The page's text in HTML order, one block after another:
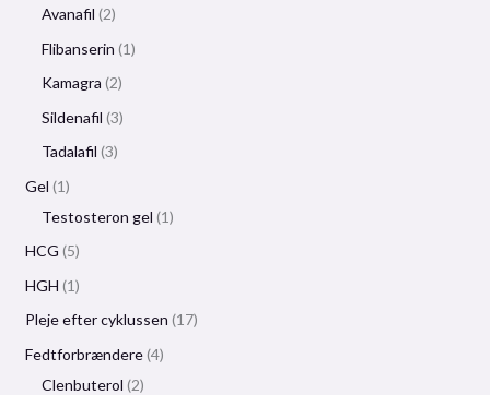
Avanafil 2
Flibanserin 1
Kamagra 2
Sildenafil 3
Tadalafil 3
Gel 1
Testosteron gel 1
HCG 5
HGH 1
Pleje efter cyklussen 17
Fedtforbrændere 4
Clenbuterol 2